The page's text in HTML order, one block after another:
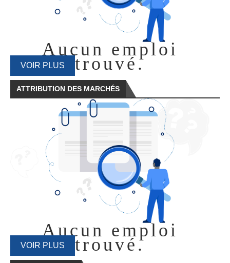
Aucun emploi
trouvé.
VOIR PLUS
ATTRIBUTION DES MARCHÉS
Aucun emploi
trouvé.
VOIR PLUS